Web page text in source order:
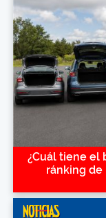
¿Cuál tiene el
ránking de